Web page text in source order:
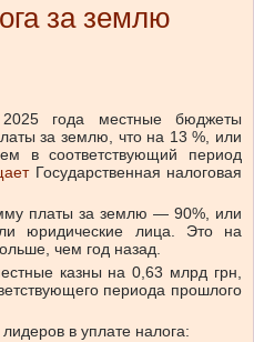
за землю
года местные бюджеты
за землю, что на 13 %, или
в соответствующий период
Государственная налоговая
платы за землю — 90%, или
юридические лица. Это на
чем год назад.
казны на 0,63 млрд грн,
периода прошлого
в уплате налога: